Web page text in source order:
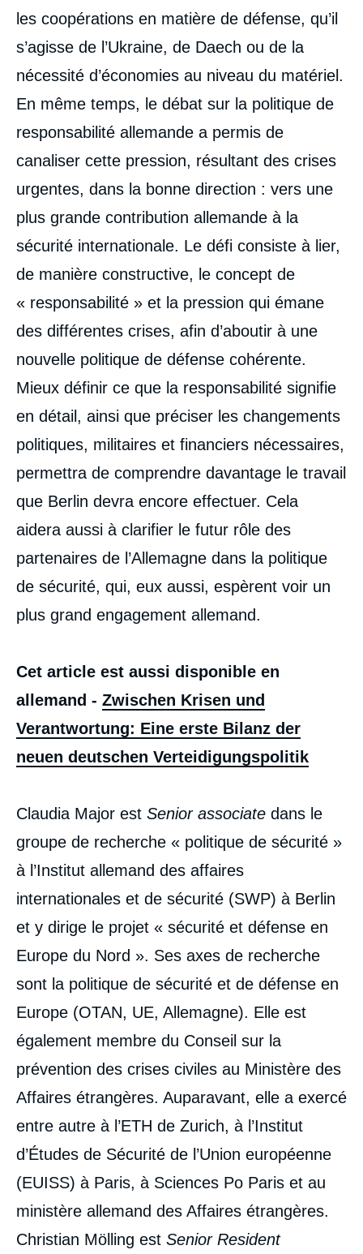
les coopérations en matière de défense, qu’il
s’agisse de l’Ukraine, de Daech ou de la
nécessité d’économies au niveau du matériel.
En même temps, le débat sur la politique de
responsabilité allemande a permis de
canaliser cette pression, résultant des crises
urgentes, dans la bonne direction : vers une
plus grande contribution allemande à la
sécurité internationale. Le défi consiste à lier,
de manière constructive, le concept de
« responsabilité » et la pression qui émane
des différentes crises, afin d’aboutir à une
nouvelle politique de défense cohérente.
Mieux définir ce que la responsabilité signifie
en détail, ainsi que préciser les changements
politiques, militaires et financiers nécessaires,
permettra de comprendre davantage le travail
que Berlin devra encore effectuer. Cela
aidera aussi à clarifier le futur rôle des
partenaires de l’Allemagne dans la politique
de sécurité, qui, eux aussi, espèrent voir un
plus grand engagement allemand.
Cet article est aussi disponible en
allemand - Zwischen Krisen und
Verantwortung: Eine erste Bilanz der
neuen deutschen Verteidigungspolitik
Claudia Major est Senior associate dans le
groupe de recherche « politique de sécurité »
à l’Institut allemand des affaires
internationales et de sécurité (SWP) à Berlin
et y dirige le projet « sécurité et défense en
Europe du Nord ». Ses axes de recherche
sont la politique de sécurité et de défense en
Europe (OTAN, UE, Allemagne). Elle est
également membre du Conseil sur la
prévention des crises civiles au Ministère des
Affaires étrangères. Auparavant, elle a exercé
entre autre à l’ETH de Zurich, à l’Institut
d’Études de Sécurité de l’Union européenne
(EUISS) à Paris, à Sciences Po Paris et au
ministère allemand des Affaires étrangères.
Christian Mölling est Senior Resident